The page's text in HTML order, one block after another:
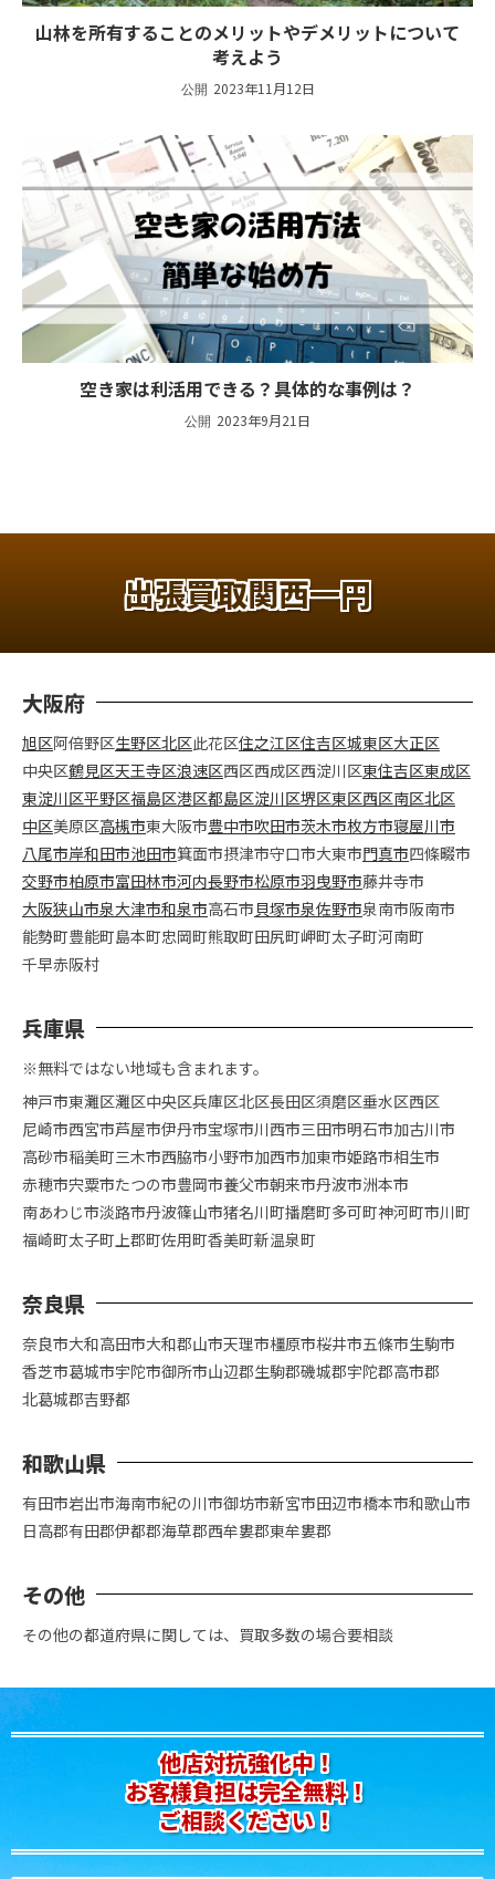
山林を所有することのメリットやデメリットについて
考えよう
2023年11月12日
空き家は利活用できる？具体的な事例は？
2023年9月21日
出張買取関西一円
大阪府
旭区阿倍野区生野区北区此花区住之江区住吉区城東区大正区
中央区鶴見区天王寺区浪速区西区西成区西淀川区東住吉区東成区
東淀川区平野区福島区港区都島区淀川区堺区東区西区南区北区
中区美原区高槻市東大阪市豊中市吹田市茨木市枚方市寝屋川市
八尾市岸和田市池田市箕面市摂津市守口市大東市門真市四條畷市
交野市柏原市富田林市河内長野市松原市羽曳野市藤井寺市
大阪狭山市泉大津市和泉市高石市 貝塚市泉佐野市泉南市阪南市
能勢町豊能町島本町忠岡町熊取町田尻町岬町太子町河南町
千早赤阪村
兵庫県
※無料ではない地域も含まれます。
神戸市東灘区灘区中央区兵庫区北区長田区須磨区垂水区西区
尼崎市西宮市芦屋市伊丹市宝塚市川西市三田市明石市加古川市
高砂市稲美町三木市西脇市小野市加西市加東市姫路市相生市
赤穂市宍粟市たつの市豊岡市養父市朝来市丹波市洲本市
南あわじ市淡路市丹波篠山市猪名川町播磨町多可町神河町市川町
福崎町太子町 上郡町佐用町香美町新温泉町
奈良県
奈良市大和高田市大和郡山市天理市橿原市桜井市五條市生駒市
香芝市葛城市宇陀市御所市山辺郡生駒郡磯城郡宇陀郡高市郡
北葛城郡吉野都
和歌山県
有田市岩出市海南市紀の川市御坊市新宮市田辺市橋本市和歌山市
日高郡有田郡伊都郡海草郡西牟婁郡東牟婁郡
その他
その他の都道府県に関しては、買取多数の場合要相談
他店対抗強化中！
お客様負担は完全無料！
ご相談ください！